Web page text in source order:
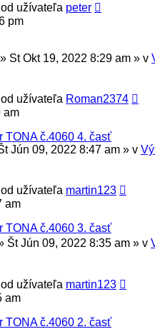
od užívateľa peter
pm
» St Okt 19, 2022 8:29 am » v
od užívateľa Roman2374
am
TONA č.4060 4. časť
Jún 09, 2022 8:47 am » v
od užívateľa martin123
am
TONA č.4060 3. časť
Št Jún 09, 2022 8:35 am » v
od užívateľa martin123
am
TONA č.4060 2. časť